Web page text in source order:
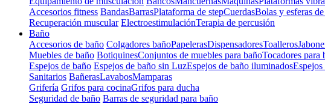
Accesorios fitness BandasBarrasPlataforma de stepCuerdasBolas y esferas
Recuperación muscular ElectroestimulaciónTerapia de percusión
Baño
Accesorios de baño Colgadores bañoPapelerasDispensadoresToalleros
Muebles de baño BotiquinesConjuntos de muebles para bañoTocadores para
Espejos de baño Espejos de baño sin LuzEspejos de baño iluminados
Sanitarios BañerasLavabosMamparas
Grifería Grifos para cocinaGrifos para ducha
Seguridad de baño Barras de seguridad para baño